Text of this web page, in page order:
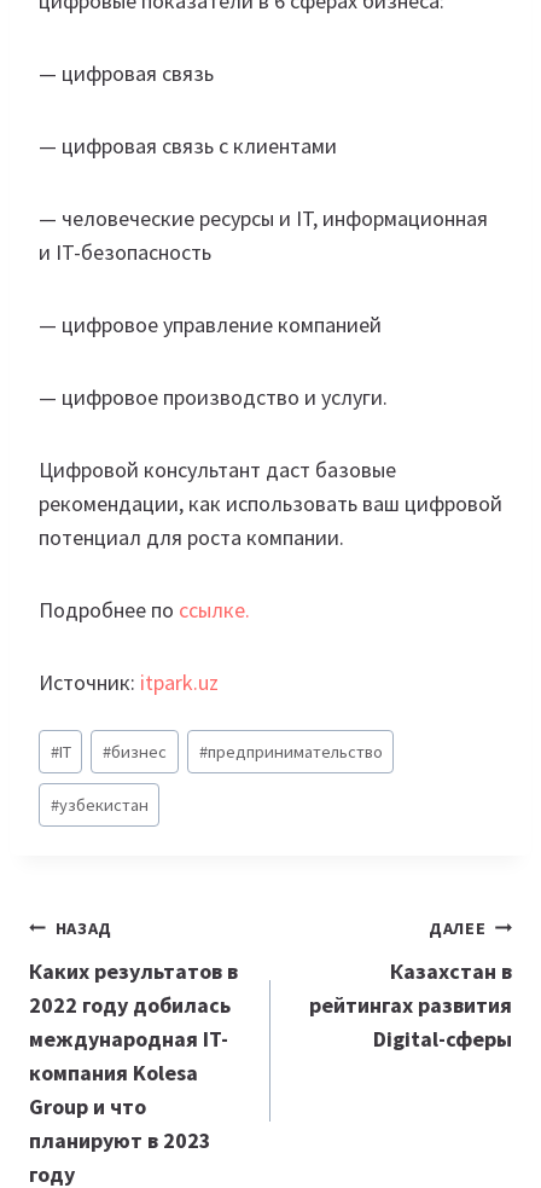
— цифровая связь
— цифровая связь с клиентами
— человеческие ресурсы и IT, информационная
и IT-безопасность
— цифровое управление компанией
— цифровое производство и услуги.
Цифровой консультант даст базовые
рекомендации, как использовать ваш цифровой
потенциал для роста компании.
Подробнее по ссылке.
Источник: itpark.uz
Метки
записи:
#IT #бизнес #предпринимательство
#узбекистан
Навигация
по
записям
НАЗАД
Каких результатов в
2022 году добилась
международная IT-
компания Kolesa
Group и что
планируют в 2023
году
ДАЛЕЕ
Казахстан в
рейтингах развития
Digital-сферы